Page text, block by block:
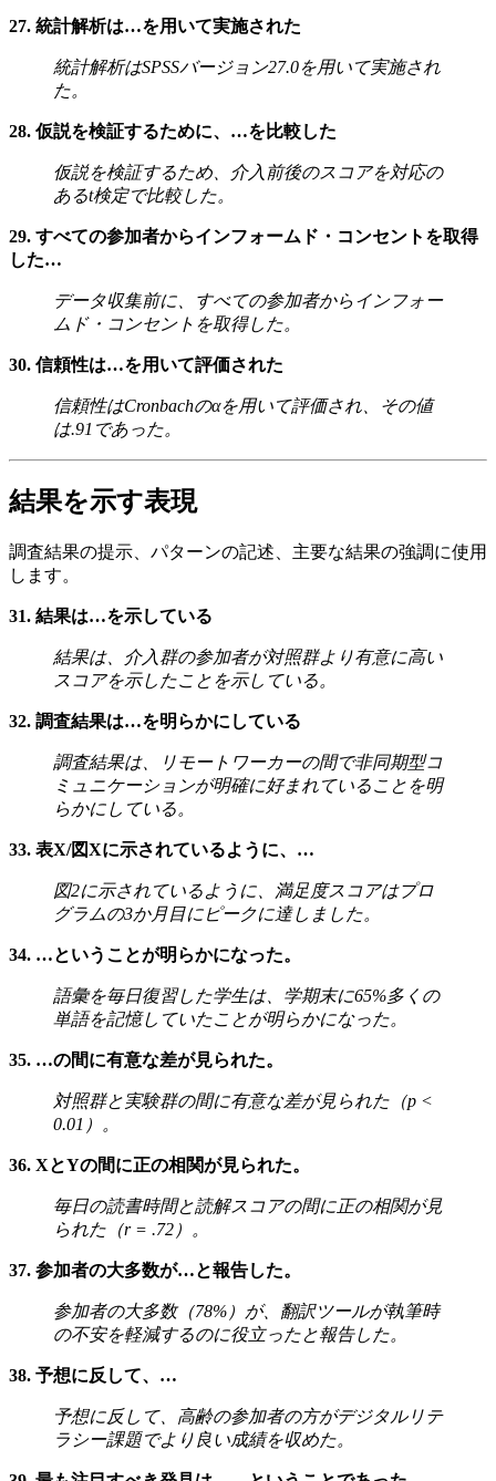
27. 統計解析は…を用いて実施された
統計解析はSPSSバージョン27.0を用いて実施され
た。
28. 仮説を検証するために、…を比較した
仮説を検証するため、介入前後のスコアを対応の
あるt検定で比較した。
29. すべての参加者からインフォームド・コンセントを取得
した…
データ収集前に、すべての参加者からインフォー
ムド・コンセントを取得した。
30. 信頼性は…を用いて評価された
信頼性はCronbachのαを用いて評価され、その値
は.91であった。
結果を示す表現
調査結果の提示、パターンの記述、主要な結果の強調に使用
します。
31. 結果は…を示している
結果は、介入群の参加者が対照群より有意に高い
スコアを示したことを示している。
32. 調査結果は…を明らかにしている
調査結果は、リモートワーカーの間で非同期型コ
ミュニケーションが明確に好まれていることを明
らかにしている。
33. 表X/図Xに示されているように、…
図2に示されているように、満足度スコアはプロ
グラムの3か月目にピークに達しました。
34. …ということが明らかになった。
語彙を毎日復習した学生は、学期末に65%多くの
単語を記憶していたことが明らかになった。
35. …の間に有意な差が見られた。
対照群と実験群の間に有意な差が見られた（p <
0.01）。
36. XとYの間に正の相関が見られた。
毎日の読書時間と読解スコアの間に正の相関が見
られた（r = .72）。
37. 参加者の大多数が…と報告した。
参加者の大多数（78%）が、翻訳ツールが執筆時
の不安を軽減するのに役立ったと報告した。
38. 予想に反して、…
予想に反して、高齢の参加者の方がデジタルリテ
ラシー課題でより良い成績を収めた。